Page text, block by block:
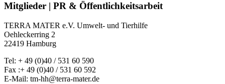
Mitglieder | PR & Öffentlichkeitsarbeit
TERRA MATER e.V. Umwelt- und Tierhilfe
Oehleckerring 2
22419 Hamburg
Tel: + 49 (0)40 / 531 60 590
Fax :+ 49 (0)40 / 531 60 592
E-Mail: tm-hh@terra-mater.de